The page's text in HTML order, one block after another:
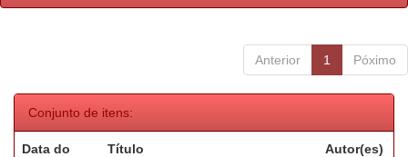
Anterior 1 Póximo
Conjunto de itens:
Data do
Título Autor(es)